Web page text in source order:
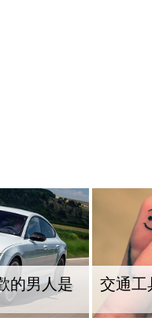
的男人是
交通工